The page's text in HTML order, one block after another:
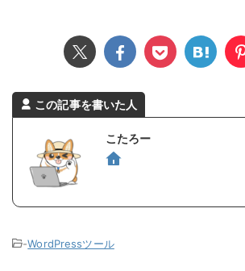
この記事を書いた人
こたろー
-WordPressツール